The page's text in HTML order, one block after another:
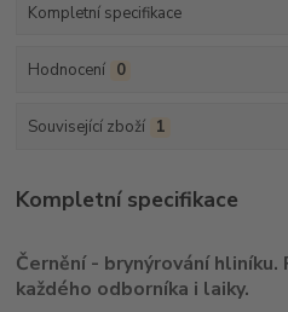
Kompletní specifikace
Hodnocení 0
Související zboží 1
Kompletní specifikace
Černění - brynýrování
každého odborníka i laiky.